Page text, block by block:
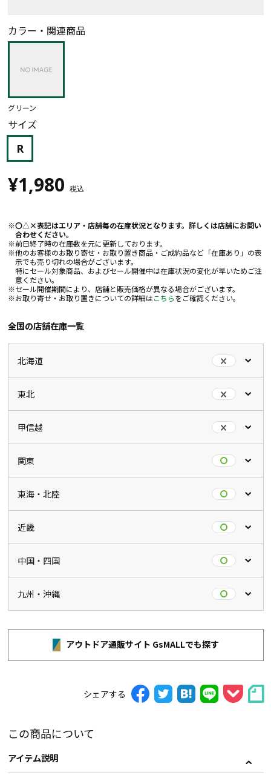
カラー・関連商品
グリーン
サイズ
R
¥1,980 税込
〇△×表記はエリア・店舗毎の在庫状況となります。詳しくは店舗にお問い
合わせください。
前日終了時の在庫数を元に更新しております。
他のお客様のお取り寄せ・お取り置き商品・ご成約品など「在庫あり」の表
示でも売り切れの場合がございます。
特にセール対象商品、およびセール開催中は在庫状況の変化が早いためご注
意ください。
セール開催期間により、店舗と販売価格が異なる場合がございます。
お取り寄せ・お取り置きについての詳細はこちらをご確認ください。
全国の店舗在庫一覧
北海道
東北
甲信越
関東
東海・北陸
近畿
中国・四国
九州・沖縄
アウトドア通販サイト GsMALLでも探す
シェアする
この商品について
アイテム説明